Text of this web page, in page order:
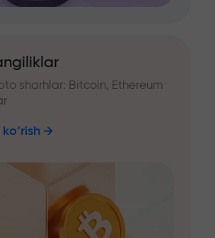
sharhlar: Bitcoin, Ethereum